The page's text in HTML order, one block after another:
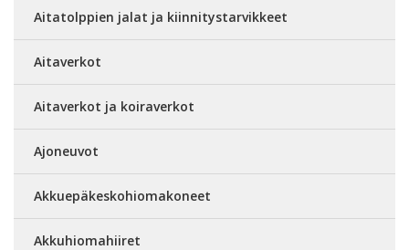
Aitatolppien jalat ja kiinnitystarvikkeet
Aitaverkot
Aitaverkot ja koiraverkot
Ajoneuvot
Akkuepäkeskohiomakoneet
Akkuhiomahiiret